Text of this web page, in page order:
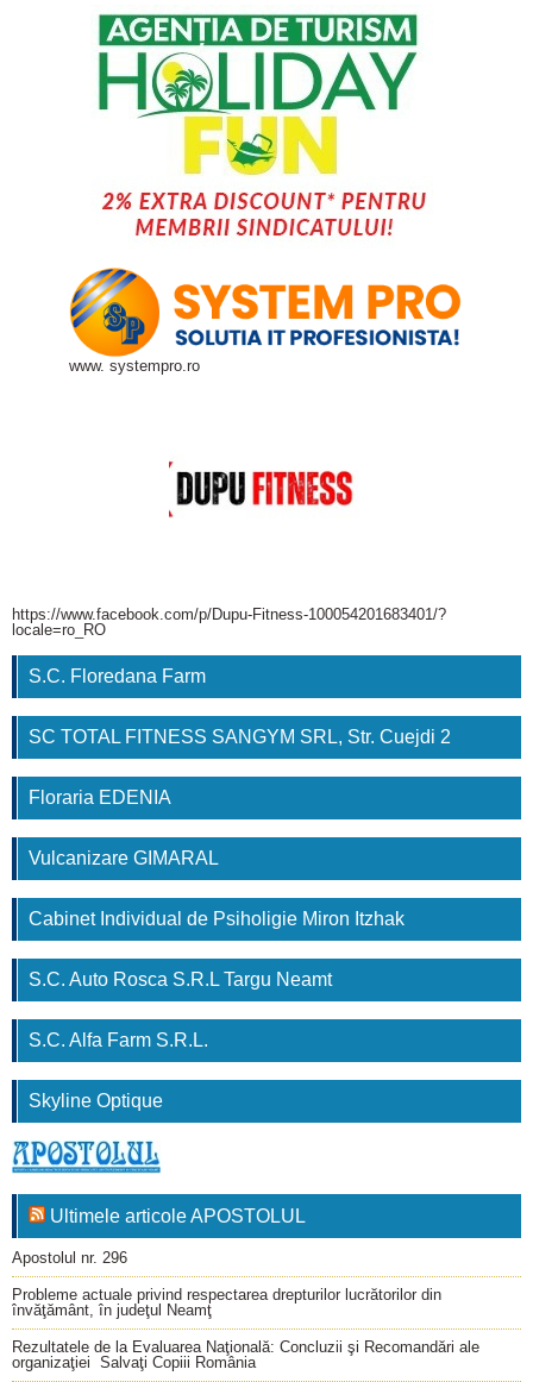
www. systempro.ro
https://www.facebook.com/p/Dupu-Fitness-100054201683401/?
locale=ro_RO
S.C. Floredana Farm
SC TOTAL FITNESS SANGYM SRL, Str. Cuejdi 2
Floraria EDENIA
Vulcanizare GIMARAL
Cabinet Individual de Psiholigie Miron Itzhak
S.C. Auto Rosca S.R.L Targu Neamt
S.C. Alfa Farm S.R.L.
Skyline Optique
Ultimele articole APOSTOLUL
Apostolul nr. 296
Probleme actuale privind respectarea drepturilor lucrătorilor din
învăţământ, în judeţul Neamţ
Rezultatele de la Evaluarea Naţională: Concluzii şi Recomandări ale
organizaţiei Salvaţi Copiii România